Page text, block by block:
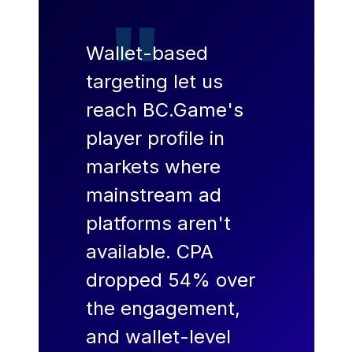
"
Wallet-based
targeting let us
reach BC.Game's
player profile in
markets where
mainstream ad
platforms aren't
available. CPA
dropped 54% over
the engagement,
and wallet-level